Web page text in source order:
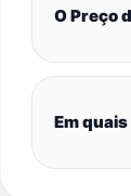
O Preço
Em